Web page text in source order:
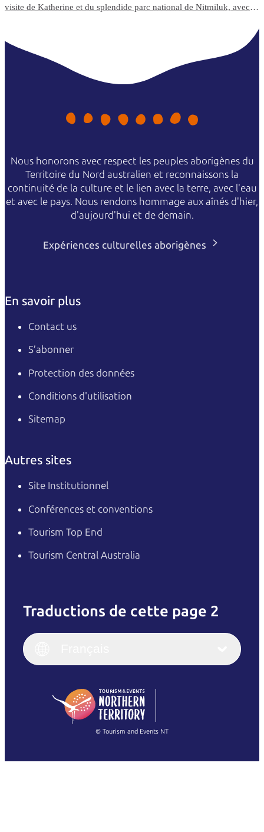
visite de Katherine et du splendide parc national de Nitmiluk, avec
Nous honorons avec respect les peuples aborigènes du
Territoire du Nord australien et reconnaissons la
continuité de la culture et le lien avec la terre, avec l'eau
et avec le pays. Nous rendons hommage aux aînés d'hier,
d'aujourd'hui et de demain.
Expériences culturelles aborigènes
En savoir plus
Contact us
S’abonner
Protection des données
Conditions d'utilisation
Sitemap
Autres sites
Site Institutionnel
Conférences et conventions
Tourism Top End
Tourism Central Australia
Traductions de cette page 2
English
(Singapore)
Italiano
繁體中文
© Tourism and Events NT